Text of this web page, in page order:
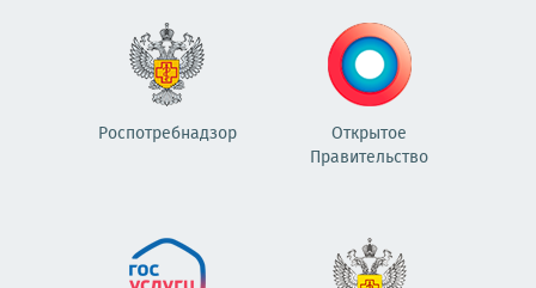
Роспотребнадзор
Открытое
Правительство